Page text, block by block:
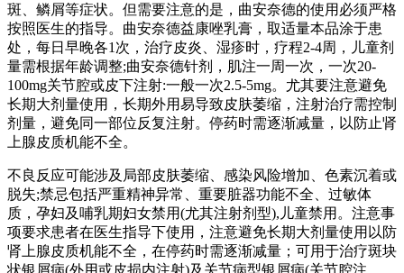
斑、鳞屑等症状。但需要注意的是，曲安奈德的使用必须严格
按照医生的指导。曲安奈德益康唑乳膏，取适量本品涂于患
处，每日早晚各1次，治疗皮炎、湿疹时，疗程2-4周，儿童剂
量需根据年龄调整;曲安奈德针剂，肌注一周一次，一次20-
100mg关节腔或皮下注射:一般一次2.5-5mg。尤其要注意避免
长期大剂量使用，长期外用易导致皮肤萎缩，注射治疗需控制
剂量，避免同一部位反复注射。停药时需逐渐减量，以防止肾
上腺皮质机能不全。
不良反应可能涉及局部皮肤萎缩、感染风险增加、色素沉着或
脱失;禁忌包括严重精神异常、重要脏器功能不全、过敏体
质，孕妇及哺乳期妇女禁用(尤其注射剂型),儿童禁用。注意事
项要求患者在医生指导下使用，注意避免长期大剂量使用以防
肾上腺皮质机能不全，在停药时需逐渐减量；可用于治疗斑块
状银屑病(外用或皮损内注射)及关节病型银屑病(关节腔注